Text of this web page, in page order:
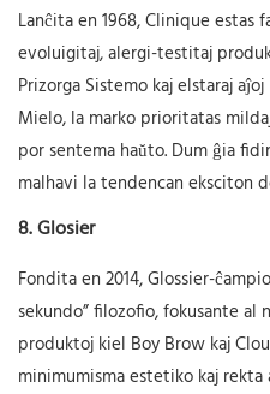
Lanĉita en 1968, Clinique estas
evoluigitaj, alergi-testitaj
Prizorga Sistemo kaj elstaraj
Mielo, la marko prioritatas
por sentema haŭto. Dum ĝia
malhavi la tendencan eksciton
8.Glosier
Fondita en 2014, Glossier-
sekundo” filozofio, fokusante al
produktoj kiel Boy Brow kaj
minimumisma estetiko kaj